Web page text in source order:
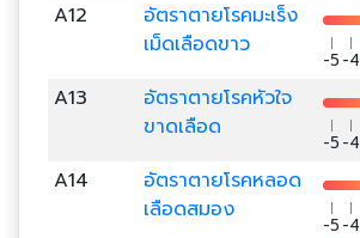
A12
อัตราตายโรคมะเร็ง
เม็ดเลือดขาว
-5 -4
A13
อัตราตายโรคหัวใจ
ขาดเลือด
-5 -4
A14
อัตราตายโรคหลอด
เลือดสมอง
-5 -4